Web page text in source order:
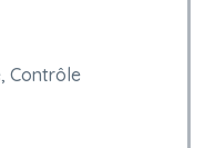
Contrôle